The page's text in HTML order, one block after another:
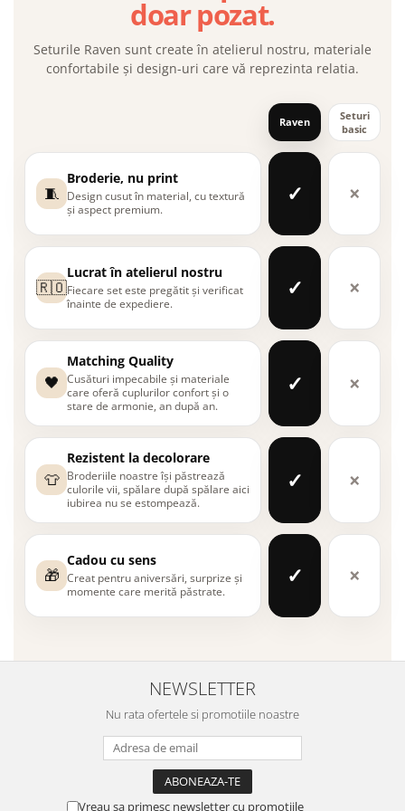
doar pozat.
Seturile Raven sunt create în atelierul nostru, materiale
confortabile și design-uri care vă reprezinta relatia.
Raven
Seturi
basic
🧵
Broderie, nu print
Design cusut în material, cu textură
și aspect premium.
✓ ×
🇷🇴
Lucrat în atelierul nostru
Fiecare set este pregătit și verificat
înainte de expediere.
✓ ×
🖤
Matching Quality
Cusături impecabile și materiale
care oferă cuplurilor confort și o
stare de armonie, an după an.
✓ ×
👕
Rezistent la decolorare
Broderiile noastre își păstrează
culorile vii, spălare după spălare aici
iubirea nu se estompează.
✓ ×
🎁
Cadou cu sens
Creat pentru aniversări, surprize și
momente care merită păstrate.
✓ ×
NEWSLETTER
Nu rata ofertele si promotiile noastre
Vreau sa primesc newsletter cu promotiile